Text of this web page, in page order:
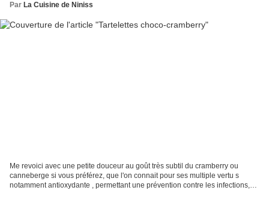
Par La Cuisine de Niniss
Me revoici avec une petite douceur au goût très subtil du cramberry ou
canneberge si vous préférez, que l'on connait pour ses multiple vertu s
notamment antioxydante , permettant une prévention contre les infections,